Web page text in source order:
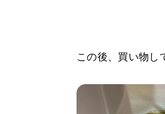
この後、買い物し